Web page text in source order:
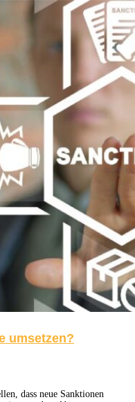
umsetzen?
dass neue Sanktionen